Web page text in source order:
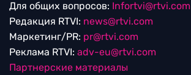
Для общих вопросов: Infortvi@rtvi.com
Редакция RTVI: news@rtvi.com
Маркетинг/PR: pr@rtvi.com
Реклама RTVI: adv-eu@rtvi.com
Партнерские материалы